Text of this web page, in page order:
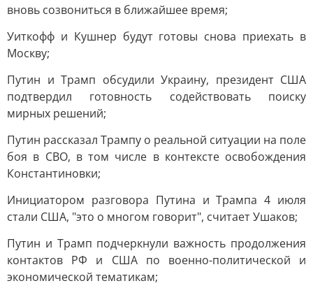
вновь созвониться в ближайшее время;
Уиткофф и Кушнер будут готовы снова приехать в
Москву;
Путин и Трамп обсудили Украину, президент США
подтвердил готовность содействовать поиску
мирных решений;
Путин рассказал Трампу о реальной ситуации на поле
боя в СВО, в том числе в контексте освобождения
Константиновки;
Инициатором разговора Путина и Трампа 4 июля
стали США, "это о многом говорит", считает Ушаков;
Путин и Трамп подчеркнули важность продолжения
контактов РФ и США по военно-политической и
экономической тематикам;